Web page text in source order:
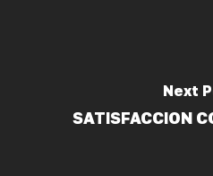
Next
SATISFACCION